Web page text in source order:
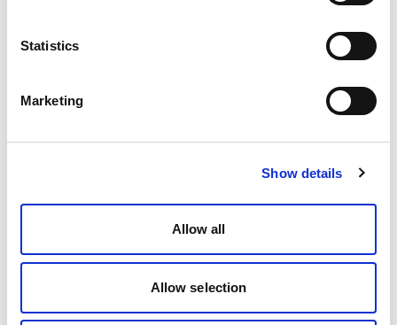
Statistics
Marketing
Show details
Allow all
Allow selection
SOBRE O AUTOR
Spoki Team
Conversational software experts
A equipa editorial da Spoki — especialistas de
produto, customer success e partner